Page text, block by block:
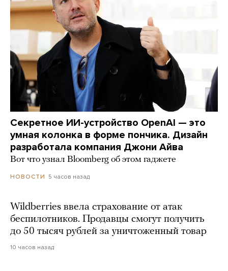
Секретное ИИ-устройство OpenAI — это
умная колонка в форме пончика. Дизайн
разработала компания Джони Айва
Вот что узнал Bloomberg об этом гаджете
НОВОСТИ 5 часов назад
Wildberries ввела страхование от атак
беспилотников. Продавцы смогут получить
до 50 тысяч рублей за уничтоженный товар
10 часов назад